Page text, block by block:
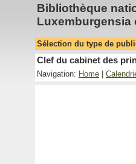
Bibliothèque
Luxemburgensia
Sélection du type de
Clef du cabinet des
Navigation: Home